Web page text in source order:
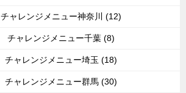
チャレンジメニュー神奈川 (12)
チャレンジメニュー千葉 (8)
チャレンジメニュー埼玉 (18)
チャレンジメニュー群馬 (30)